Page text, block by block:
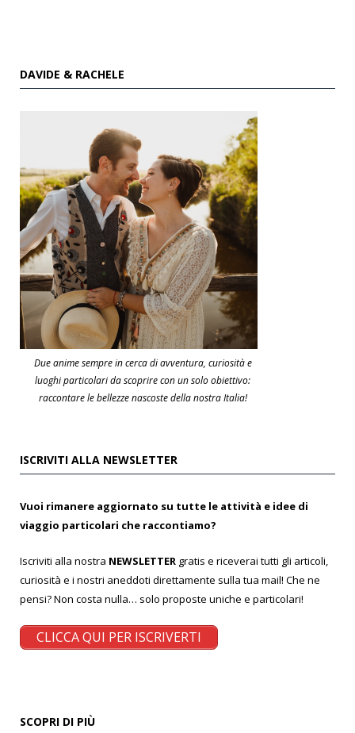
DAVIDE & RACHELE
Due anime sempre in cerca di avventura, curiosità e
luoghi particolari da scoprire con un solo obiettivo:
raccontare le bellezze nascoste della nostra Italia!
ISCRIVITI ALLA NEWSLETTER
Vuoi rimanere aggiornato su tutte le attività e idee di
viaggio particolari che raccontiamo?
Iscriviti alla nostra NEWSLETTER gratis e riceverai tutti gli articoli,
curiosità e i nostri aneddoti direttamente sulla tua mail! Che ne
pensi? Non costa nulla… solo proposte uniche e particolari!
CLICCA QUI PER ISCRIVERTI
SCOPRI DI PIÙ